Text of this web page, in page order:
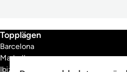
Topplägen
Barcelona
Marbella
Ibiza